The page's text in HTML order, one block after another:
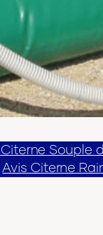
Citerne Souple
Avis Citerne